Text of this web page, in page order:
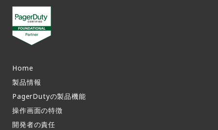
参加してください。過去のストリームはYouTube T
witch Streams Channelでご覧いただけます。
ことができます。 私たちの放送を見逃しましたか？
今後予定されている、または最近のTwitchストリー
ム（PagerDuty GarageとTerraform Time）、ま
たはYouTubeビデオをご覧ください。 HowTo Hap
i Walls, as well as Max Li and Everaldo Eguiar
日) Process Automation and Rundeck OSS Relea
se Notes v4.70 with Mandi Walls and Jake Cohe
n from PagerDuty (2022年10月12日) Twitchのス
トリームスケジュールを見て、11月に毎週開催され
もし、あなたのチームがこれらの機能拡張の恩恵を
受けることができるのであれば、ぜひアカウントマ
ネージャーに連絡して、14日間の無料トライアルに
申し込んでください。
この記事はPagerDuty社のウェブサイトで公開され
ているものをDigital Stacksが日本語に訳したもの
Home
製品情報​
PagerDutyの製品機能​
操作画面の特徴​
開発者の責任